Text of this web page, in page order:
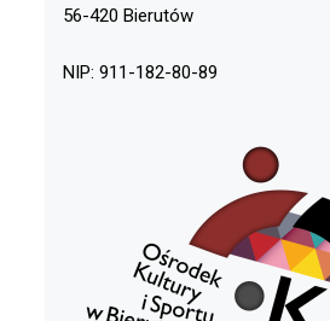
56-420 Bierutów
NIP: 911-182-80-89